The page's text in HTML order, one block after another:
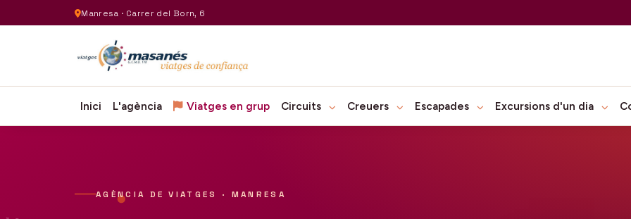
Manresa · Carrer del Born, 6
Inici L'agència Viatges en grup Circuits Creuers Escapades Excursions d'un dia
AGÈNCIA DE VIATGES · MANRESA